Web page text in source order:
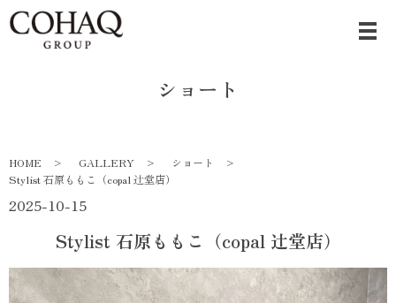
ショート
HOME GALLERY
ショート
Stylist 石原ももこ（copal 辻堂店）
2025-10-15
Stylist 石原ももこ（copal 辻堂店）